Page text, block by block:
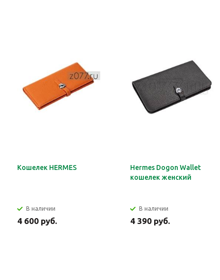
Кошелек HERMES
В наличии
4 600 руб.
Hermes Dogon Wallet
кошелек женский
В наличии
4 390 руб.